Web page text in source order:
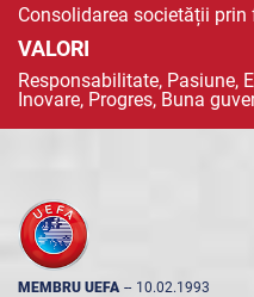
Consolidarea societății prin
VALORI
Responsabilitate, Pasiune,
Inovare, Progres, Buna
MEMBRU UEFA -- 10.02.1993